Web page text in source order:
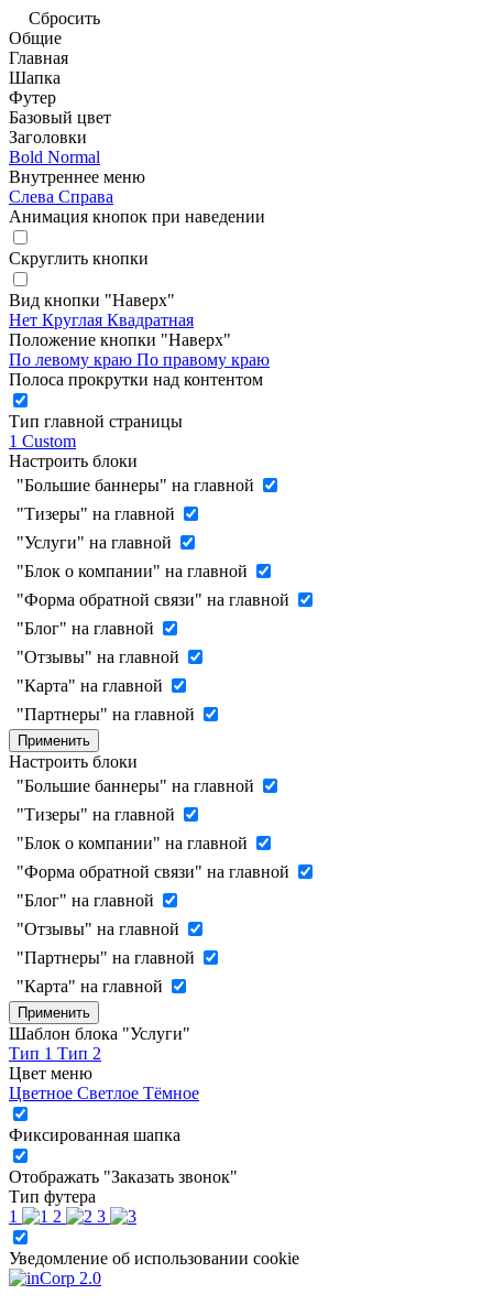
Сбросить
Общие
Главная
Шапка
Футер
Базовый цвет
Заголовки
Bold Normal
Внутреннее меню
Слева Справа
Анимация кнопок при наведении
Скруглить кнопки
Вид кнопки "Наверх"
Нет Круглая Квадратная
Положение кнопки "Наверх"
По левому краю По правому краю
Полоса прокрутки над контентом
Тип главной страницы
1 Custom
Настроить блоки
"Большие баннеры" на главной
"Тизеры" на главной
"Услуги" на главной
"Блок о компании" на главной
"Форма обратной связи" на главной
"Блог" на главной
"Отзывы" на главной
"Карта" на главной
"Партнеры" на главной
Применить
Настроить блоки
"Большие баннеры" на главной
"Тизеры" на главной
"Блок о компании" на главной
"Форма обратной связи" на главной
"Блог" на главной
"Отзывы" на главной
"Партнеры" на главной
"Карта" на главной
Применить
Шаблон блока "Услуги"
Тип 1 Тип 2
Цвет меню
Цветное Светлое Тёмное
Фиксированная шапка
Отображать "Заказать звонок"
Тип футера
1
2 3
Уведомление об использовании cookie